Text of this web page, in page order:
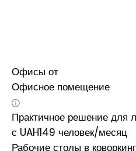
Офисы от
Офисное помещение
Практичное решение для
с UAH149 человек/месяц
Рабочие столы в